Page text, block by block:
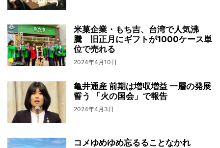
米菓企業・もち吉、台湾で人気沸
騰 旧正月にギフトが1000ケース単
位で売れる
2024年4月10日
亀井通産 前期は増収増益 一層の発展
誓う 「火の国会」で報告
2024年4月3日
コメゆめゆめ忘るることなかれ